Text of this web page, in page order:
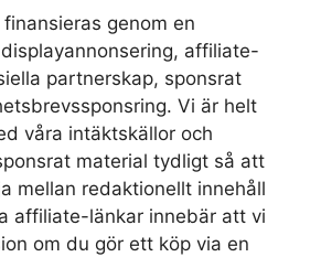
genom en
affiliate-
partnerskap, sponsrat
Vi är helt
våra intäktskällor och
material tydligt så att
mellan redaktionellt innehåll
affiliate-länkar innebär att vi
om du gör ett köp via en